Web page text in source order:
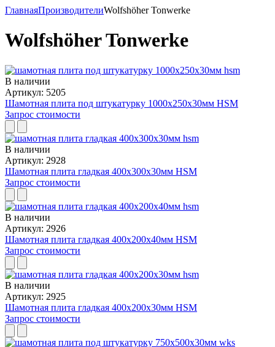
ГлавнаяПроизводителиWolfshöher Tonwerke
Wolfshöher Tonwerke
В наличии
Артикул: 5205
Шамотная плита под штукатурку 1000x250x30мм HSM
Запрос стоимости
В наличии
Артикул: 2928
Шамотная плита гладкая 400x300x30мм HSM
Запрос стоимости
В наличии
Артикул: 2926
Шамотная плита гладкая 400x200x40мм HSM
Запрос стоимости
В наличии
Артикул: 2925
Шамотная плита гладкая 400x200x30мм HSM
Запрос стоимости